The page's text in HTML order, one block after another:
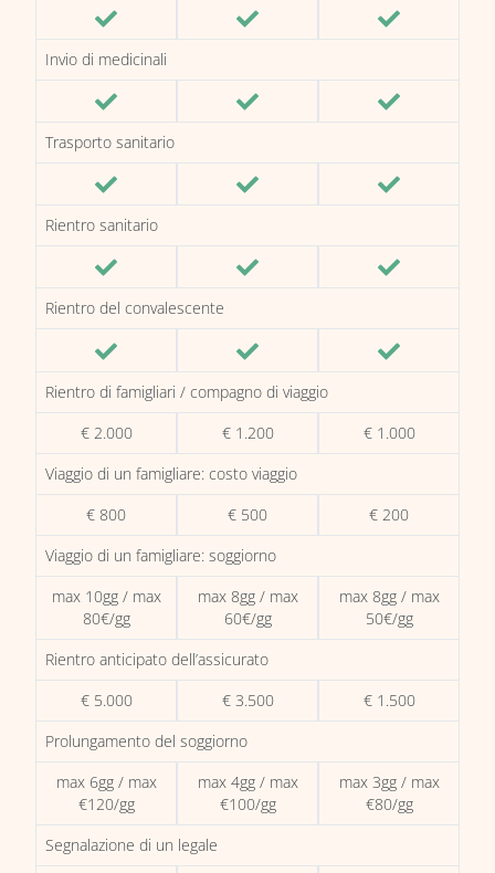
Invio di medicinali
Trasporto sanitario
Rientro sanitario
Rientro del convalescente
Rientro di famigliari / compagno di viaggio
€ 2.000
€ 1.200
€ 1.000
Viaggio di un famigliare: costo viaggio
€ 800
€ 500
€ 200
Viaggio di un famigliare: soggiorno
max 10gg / max
80€/gg
max 8gg / max
60€/gg
max 8gg / max
50€/gg
Rientro anticipato dell’assicurato
€ 5.000
€ 3.500
€ 1.500
Prolungamento del soggiorno
max 6gg / max
€120/gg
max 4gg / max
€100/gg
max 3gg / max
€80/gg
Segnalazione di un legale